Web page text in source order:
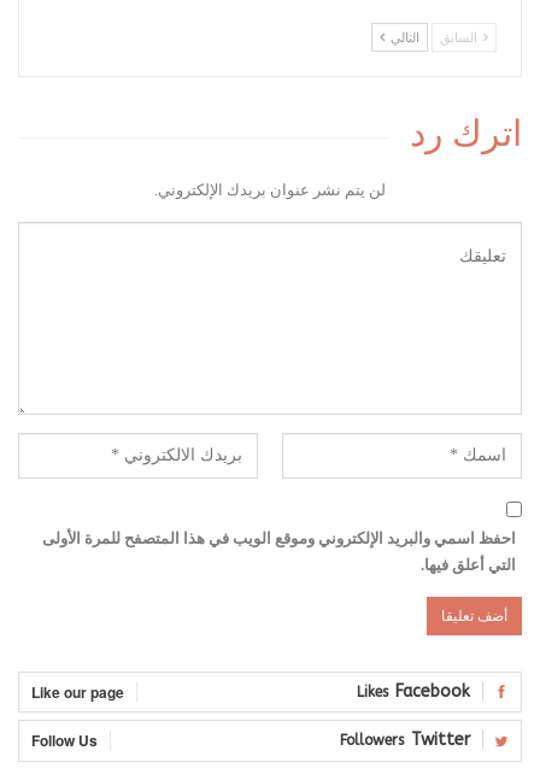
السابق التالي
اترك رد
لن يتم نشر عنوان بريدك الإلكتروني.
احفظ اسمي والبريد الإلكتروني وموقع الويب في هذا المتصفح للمرة الأولى
التي أعلق فيها.
Facebook
Likes
Like our page
Twitter
Followers
Follow Us